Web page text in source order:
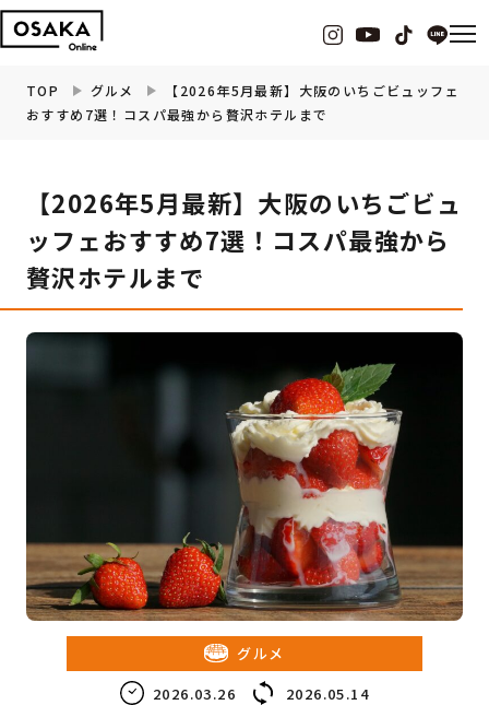
観光・お出かけ
イベント
ビューティー
ビジネス
TOP グルメ
【2026年5月最新】大阪のいちごビュッフェ
おすすめ7選！コスパ最強から贅沢ホテルまで
【2026年5月最新】大阪のいちごビュ
ッフェおすすめ7選！コスパ最強から
贅沢ホテルまで
グルメ
2026.03.26
2026.05.14